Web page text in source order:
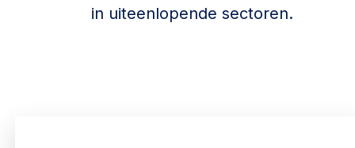
in uiteenlopende sectoren.